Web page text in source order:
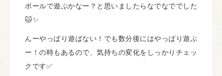
ボールで遊ぶかなー？と思いましたらなでなででした
🐱✨
んーやっぱり遊ばない！でも数分後にはやっぱり遊ぶ
ー！の時もあるので、気持ちの変化をしっかりチェッ
クです✅